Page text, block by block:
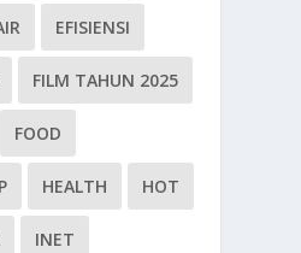
EFISIENSI
FILM TAHUN 2025
FOOD
HEALTH HOT
INET